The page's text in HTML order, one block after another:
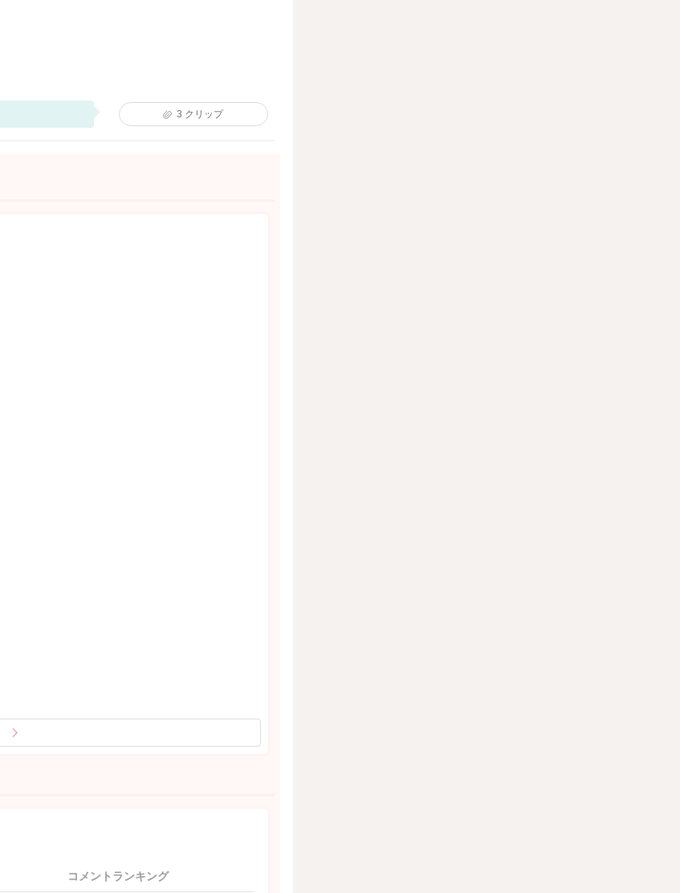
3 クリップ
コメントランキング